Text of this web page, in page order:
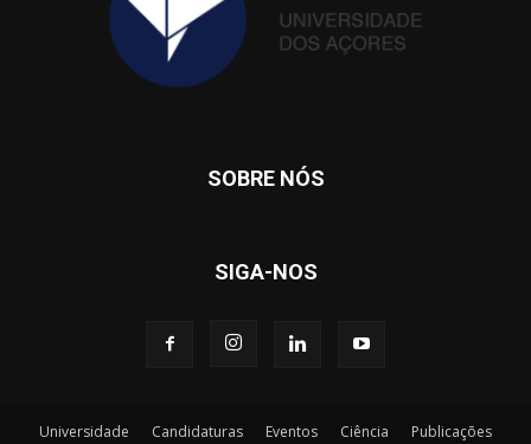
SOBRE NÓS
SIGA-NOS
Universidade Candidaturas Eventos Ciência Publicações